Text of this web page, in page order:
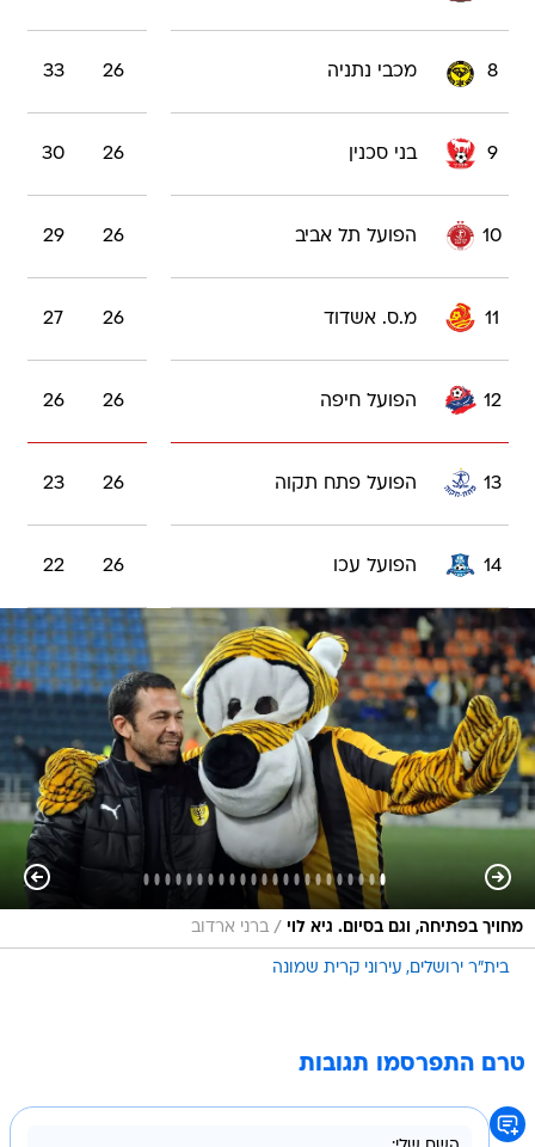
8 מכבי נתניה 26
33
9 בני סכנין 26
30
10 הפועל תל אביב 26
29
11 מ.ס. אשדוד 26
27
12 הפועל חיפה 26
26
13 הפועל פתח תקוה 26
23
14 הפועל עכו 26
22
מחויך בפתיחה, וגם בסיום. גיא לוי / ברני ארדוב
בית"ר ירושלים עירוני קרית שמונה
טרם התפרסמו תגובות